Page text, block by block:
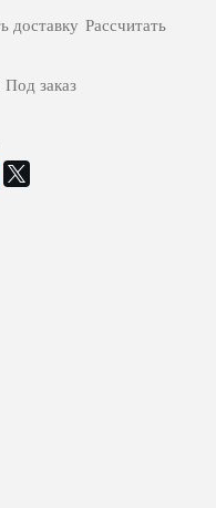
Рассчитать
Под заказ